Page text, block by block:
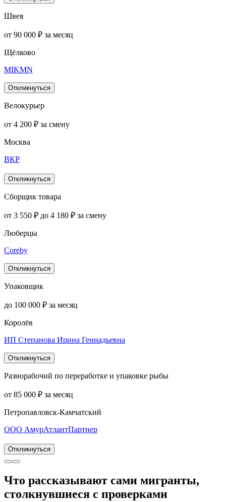
Швея
от 90 000 ₽ за месяц
Щёлково
MIKMN
Откликнуться
Велокурьер
от 4 200 ₽ за смену
Москва
ВКР
Откликнуться
Сборщик товара
от 3 550 ₽ до 4 180 ₽ за смену
Люберцы
Coreby
Откликнуться
Упаковщик
до 100 000 ₽ за месяц
Королёв
ИП Степанова Ирина Геннадьевна
Откликнуться
Разнорабочий по переработке и упаковке рыбы
от 85 000 ₽ за месяц
Петропавловск-Камчатский
ООО АмурАтлантПартнер
Откликнуться
Что рассказывают сами мигранты,
столкнувшиеся с проверками